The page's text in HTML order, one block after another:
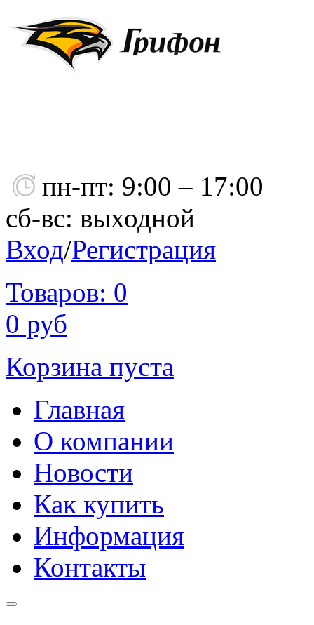
пн-пт: 9:00 – 17:00
сб-вс: выходной
Вход/Регистрация
Товаров: 0
0 руб
Корзина пуста
Главная
О компании
Новости
Как купить
Информация
Контакты